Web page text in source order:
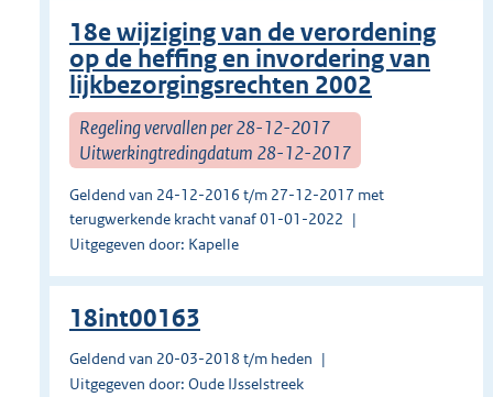
18e wijziging van de verordening
op de heffing en invordering van
lijkbezorgingsrechten 2002
Regeling vervallen per 28-12-2017
Uitwerkingtredingdatum 28-12-2017
Geldend van 24-12-2016 t/m 27-12-2017 met
terugwerkende kracht vanaf 01-01-2022
Uitgegeven door: Kapelle
18int00163
Geldend van 20-03-2018 t/m heden
Uitgegeven door: Oude IJsselstreek